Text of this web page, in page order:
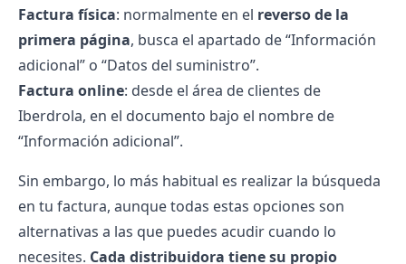
Factura física: normalmente en el reverso de la
primera página, busca el apartado de “Información
adicional” o “Datos del suministro”.
Factura online: desde el área de clientes de
Iberdrola, en el documento bajo el nombre de
“Información adicional”.
Sin embargo, lo más habitual es realizar la búsqueda
en tu factura, aunque todas estas opciones son
alternativas a las que puedes acudir cuando lo
necesites. Cada distribuidora tiene su propio